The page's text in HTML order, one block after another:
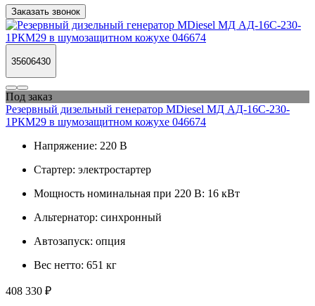
Заказать звонок
35606430
Под заказ
Резервный дизельный генератор MDiesel МД АД-16С-230-
1РКМ29 в шумозащитном кожухе 046674
Напряжение: 220 В
Стартер: электростартер
Мощность номинальная при 220 В: 16 кВт
Альтернатор: синхронный
Автозапуск: опция
Вес нетто: 651 кг
408 330 ₽